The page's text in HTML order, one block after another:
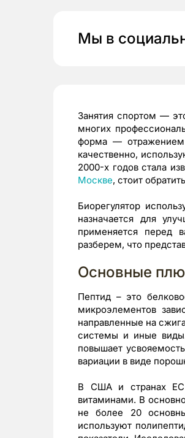
Мы в
Занятия спортом —
многих
форма — отражением
качественно,
2000-х годов стала
Москве, стоит
Биорегулятор
назначается для
применяется перед
разберем, что
Основные
Пептид – это
микроэлементов
направленные на
системы и иные
повышает
вариации в виде
В США и странах ЕС
витаминами. В
не более 20
используют